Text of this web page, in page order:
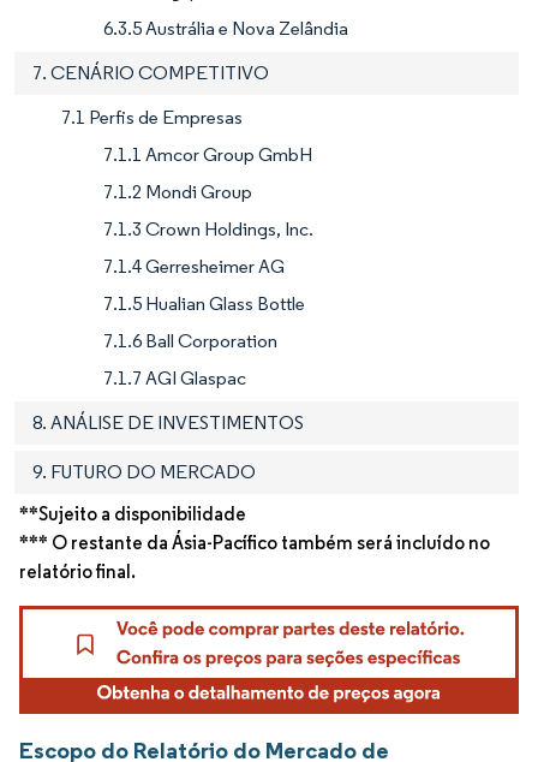
6.3.5 Austrália e Nova Zelândia
7. CENÁRIO COMPETITIVO
7.1 Perfis de Empresas
7.1.1 Amcor Group GmbH
7.1.2 Mondi Group
7.1.3 Crown Holdings, Inc.
7.1.4 Gerresheimer AG
7.1.5 Hualian Glass Bottle
7.1.6 Ball Corporation
7.1.7 AGI Glaspac
8. ANÁLISE DE INVESTIMENTOS
9. FUTURO DO MERCADO
**Sujeito a disponibilidade
*** O restante da Ásia-Pacífico também será incluído no
relatório final.
Escopo do Relatório do Mercado de